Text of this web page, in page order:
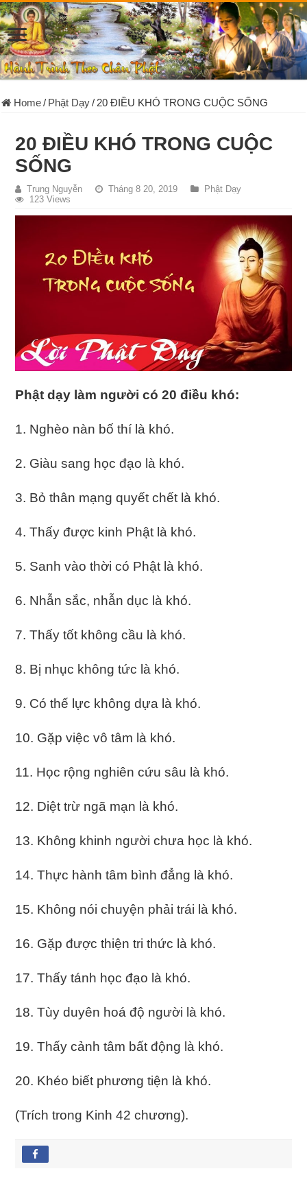
Home/ Phật Dạy/ 20 ÐIỀU KHÓ TRONG CUỘC SỐNG
20 ÐIỀU KHÓ TRONG CUỘC
SỐNG
Trung Nguyễn Tháng 8 20, 2019
Phật Dạy
123 Views
Phật dạy làm người có 20 điều khó:
1. Nghèo nàn bố thí là khó.
2. Giàu sang học đạo là khó.
3. Bỏ thân mạng quyết chết là khó.
4. Thấy được kinh Phật là khó.
5. Sanh vào thời có Phật là khó.
6. Nhẫn sắc, nhẫn dục là khó.
7. Thấy tốt không cầu là khó.
8. Bị nhục không tức là khó.
9. Có thế lực không dựa là khó.
10. Gặp việc vô tâm là khó.
11. Học rộng nghiên cứu sâu là khó.
12. Diệt trừ ngã mạn là khó.
13. Không khinh người chưa học là khó.
14. Thực hành tâm bình đẳng là khó.
15. Không nói chuyện phải trái là khó.
16. Gặp được thiện tri thức là khó.
17. Thấy tánh học đạo là khó.
18. Tùy duyên hoá độ người là khó.
19. Thấy cảnh tâm bất động là khó.
20. Khéo biết phương tiện là khó.
(Trích trong Kinh 42 chương).